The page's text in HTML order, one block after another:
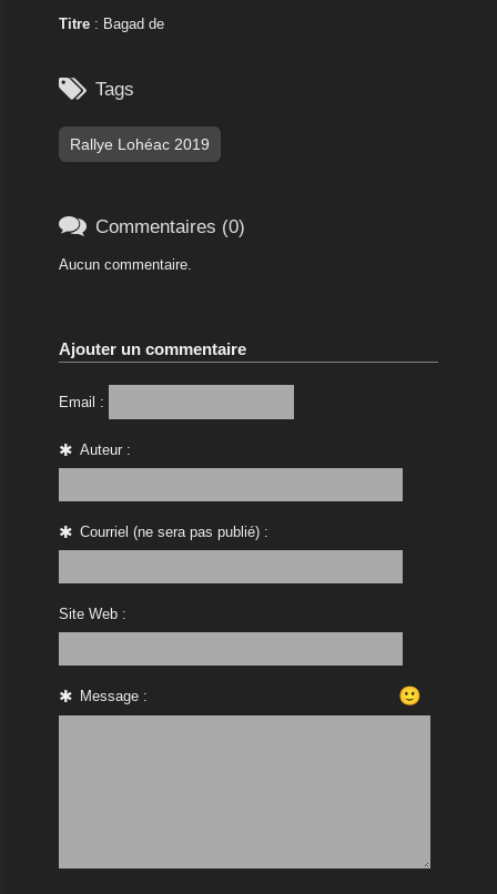
Titre: Bagad de
 Tags
Rallye Lohéac 2019
 Commentaires (0)
Aucun commentaire.
Ajouter un commentaire
Email :
Auteur :
Courriel (ne sera pas publié) :
Site Web :
Message : 🙂